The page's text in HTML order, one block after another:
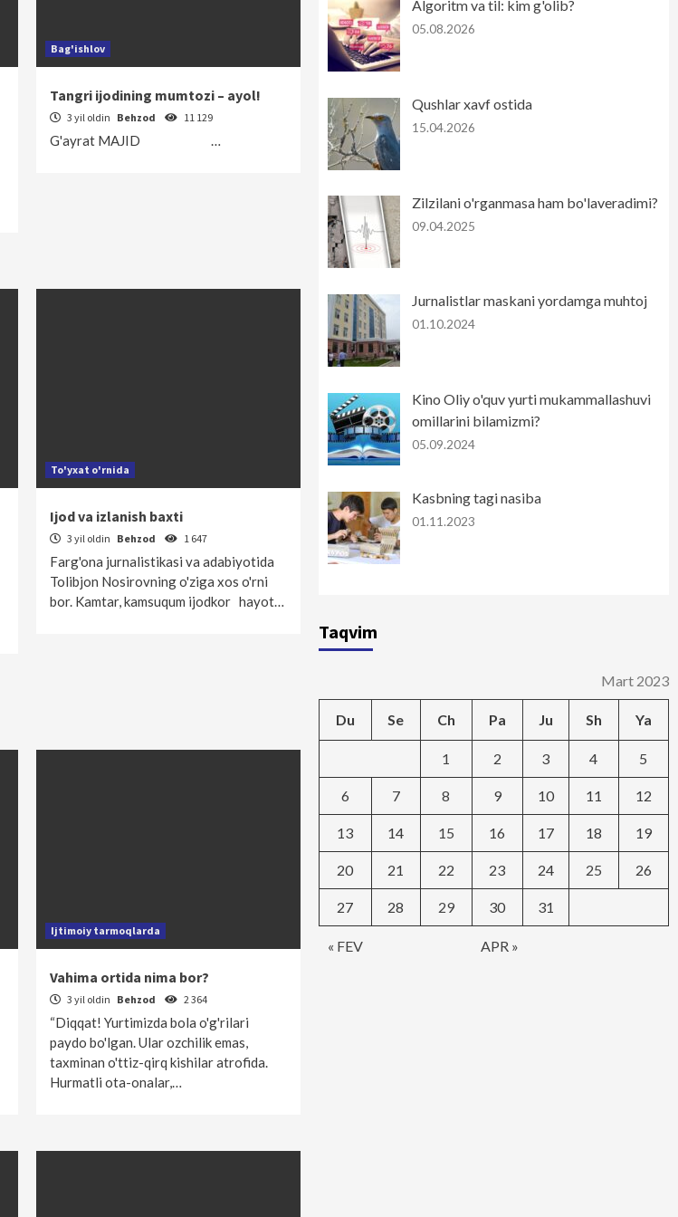
Bag'ishlov
Tangri ijodining mumtozi – ayol!
3 yil oldin Behzod 11 129
G'ayrat MAJID …
To'yxat o'rnida
Ijod va izlanish baxti
3 yil oldin Behzod 1 647
Farg'ona jurnalistikasi va adabiyotida
Tolibjon Nosirovning o'ziga xos o'rni
bor. Kamtar, kamsuqum ijodkor hayot…
Ijtimoiy tarmoqlarda
Vahima ortida nima bor?
3 yil oldin Behzod 2 364
“Diqqat! Yurtimizda bola o'g'rilari
paydo bo'lgan. Ular ozchilik emas,
taxminan o'ttiz-qirq kishilar atrofida.
Hurmatli ota-onalar,…
Algoritm va til: kim g'olib?
05.08.2026
Qushlar xavf ostida
15.04.2026
Zilzilani o'rganmasa ham bo'laveradimi?
09.04.2025
Jurnalistlar maskani yordamga muhtoj
01.10.2024
Kino Oliy o'quv yurti mukammallashuvi
omillarini bilamizmi?
05.09.2024
Kasbning tagi nasiba
01.11.2023
Taqvim
Mart 2023
Du Se Ch Pa Ju Sh Ya
« FEV APR »
1 2 3 4 5
6 7 8 9 10 11 12
13 14 15 16 17 18 19
20 21 22 23 24 25 26
27 28 29 30 31